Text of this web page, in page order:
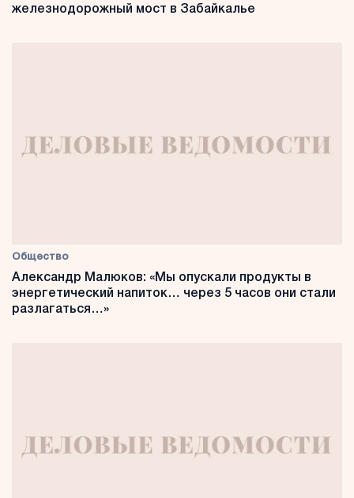
железнодорожный мост в Забайкалье
Общество
Александр Малюков: «Мы опускали продукты в
энергетический напиток… через 5 часов они стали
разлагаться…»